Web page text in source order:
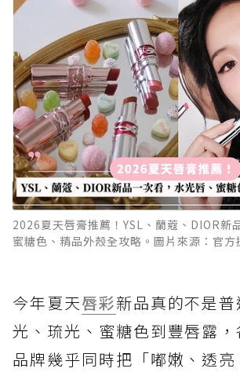
2026夏天唇膏推薦！YSL、蘭蔻、DIOR新
蜜糖色、精品外殼全攻略。圖片來源：官方
今年夏天唇彩新品真的不是
光、琉光、蜜糖色到豐唇露
品牌幾乎同時把「嘟嫩、透